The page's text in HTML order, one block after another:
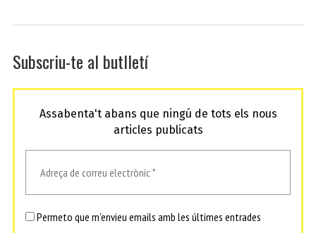
Subscriu-te al butlletí
Assabenta't abans que ningú de tots els nous
articles publicats
Permeto que m'envieu emails amb les últimes entrades